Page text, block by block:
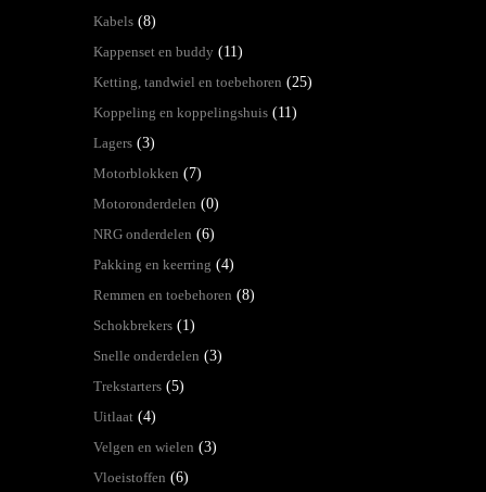
Kabels (8)
Kappenset en buddy (11)
Ketting, tandwiel en toebehoren (25)
Koppeling en koppelingshuis (11)
Lagers (3)
Motorblokken (7)
Motoronderdelen (0)
NRG onderdelen (6)
Pakking en keerring (4)
Remmen en toebehoren (8)
Schokbrekers (1)
Snelle onderdelen (3)
Trekstarters (5)
Uitlaat (4)
Velgen en wielen (3)
Vloeistoffen (6)